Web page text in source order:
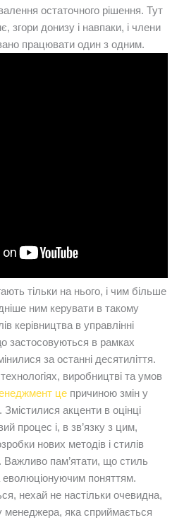
остаточного рішення. Тут
згори донизу і навпаки, і члени
працювати один з одним.
тільки на нього, і чим більше
ним керувати в такому
керівництва в управлінні
застосовуються в рамках
за останні десятиліття.
виробництві та умов
це причиною змін у
акценти в оцінці
процес і, в зв’язку з цим,
нових методів і стилів
Важливо пам’ятати, що стиль
еволюціонуючим поняттям.
нехай не настільки очевидна,
менеджера, яка сприймається